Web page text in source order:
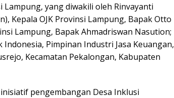
yang diwakili oleh Rinvayanti
Kepala OJK Provinsi Lampung, Bapak Otto
Lampung, Bapak Ahmadriswan Nasution;
Pimpinan Industri Jasa Keuangan,
Kecamatan Pekalongan, Kabupaten
pengembangan Desa Inklusi